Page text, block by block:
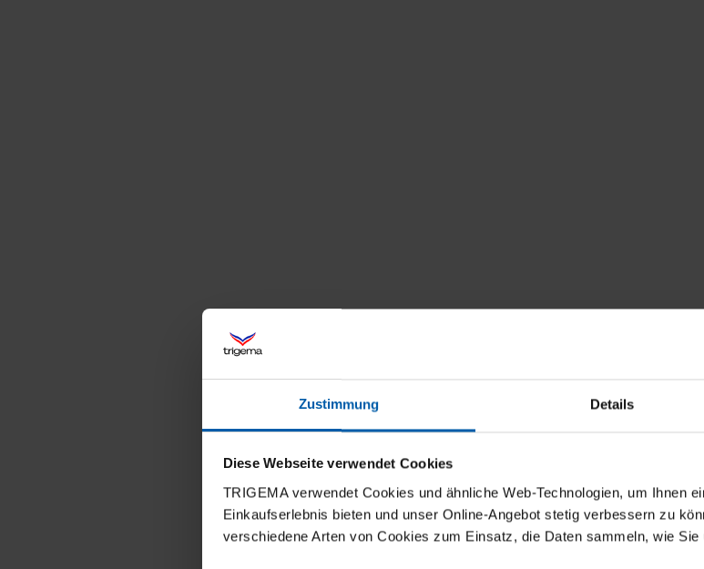
Zustimmung Details
Diese Webseite verwendet Cookies
TRIGEMA verwendet Cookies und ähnliche Web-Technologien, um Ihnen
Einkaufserlebnis bieten und unser Online-Angebot stetig verbessern zu
verschiedene Arten von Cookies zum Einsatz, die Daten sammeln, wie